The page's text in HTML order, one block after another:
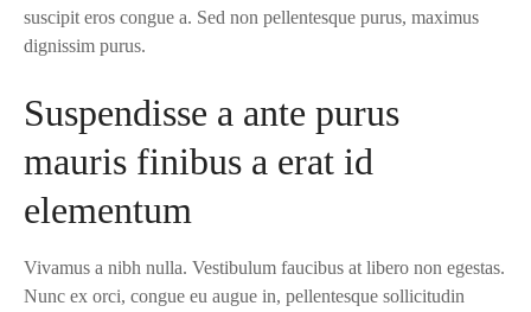
suscipit eros congue a. Sed non pellentesque purus, maximus
dignissim purus.
Suspendisse a ante purus
mauris finibus a erat id
elementum
Vivamus a nibh nulla. Vestibulum faucibus at libero non egestas.
Nunc ex orci, congue eu augue in, pellentesque sollicitudin